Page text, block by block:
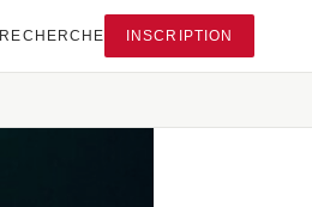
RECHERCHE INSCRIPTION